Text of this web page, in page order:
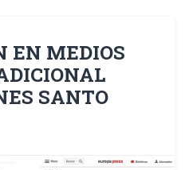
EN MEDIOS
SANTO